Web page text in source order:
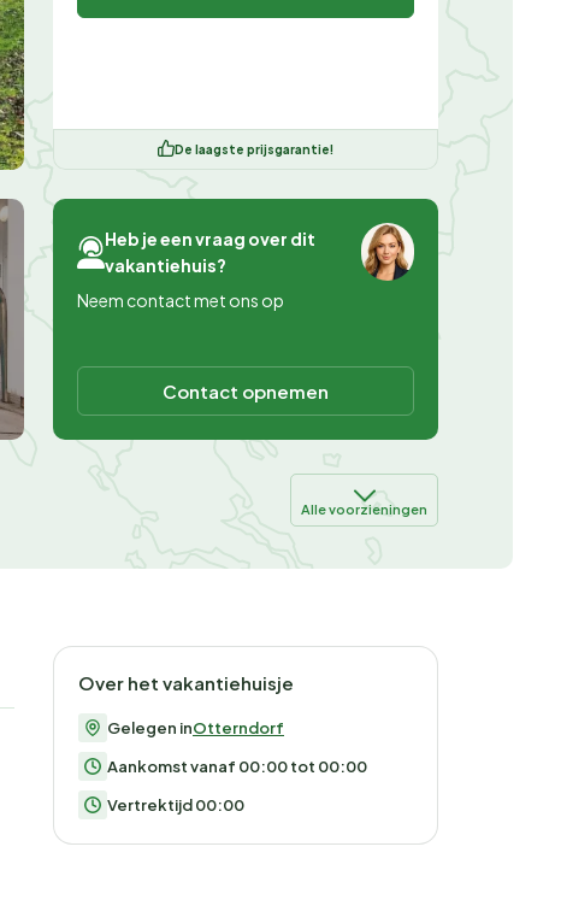
De laagste prijsgarantie!
Heb je een vraag over dit
vakantiehuis?
Neem contact met ons op
Contact opnemen
Alle voorzieningen
Over het vakantiehuisje
Gelegen inOtterndorf
Aankomst vanaf 00:00 tot 00:00
Vertrektijd 00:00